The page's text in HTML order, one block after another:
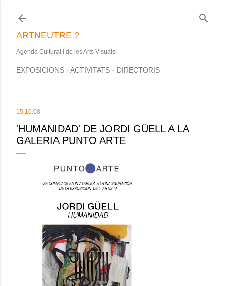
ARTNEUTRE ?
Agenda Cultural i de les Arts Visuals
EXPOSICIONS ACTIVITATS DIRECTORIS
15.10.08
'HUMANIDAD' DE JORDI GÜELL A LA
GALERIA PUNTO ARTE